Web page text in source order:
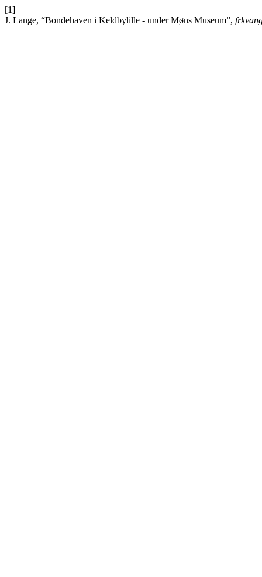
[1]
J. Lange, “Bondehaven i Keldbylille - under Møns Museum”,